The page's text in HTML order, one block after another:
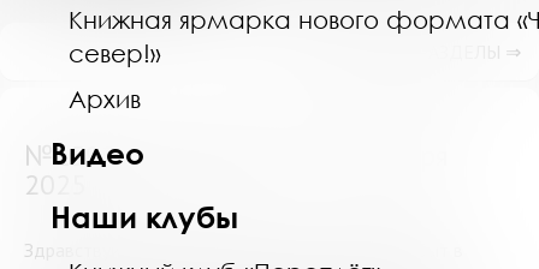
Книжная ярмарка нового формата
север!»
Архив
Видео
Наши клубы
№15927 (Мурманск) от 4 октября
2025
Здравствуйте! Я пишу работу по теме "Семья и быт в
ПОКАЗАТЬ ПОДРАЗДЕЛЫ ⇒